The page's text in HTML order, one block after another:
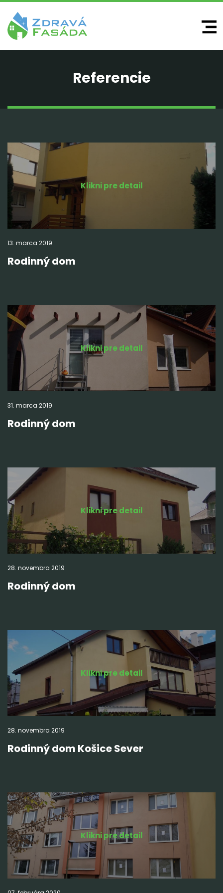
Referencie
Klikni pre detail
13. marca 2019
Rodinný dom
Klikni pre detail
31. marca 2019
Rodinný dom
Klikni pre detail
28. novembra 2019
Rodinný dom
Klikni pre detail
28. novembra 2019
Rodinný dom Košice Sever
Klikni pre detail